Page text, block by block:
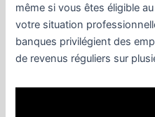
même si vous êtes éligible
votre situation
banques privilégient des
de revenus réguliers sur